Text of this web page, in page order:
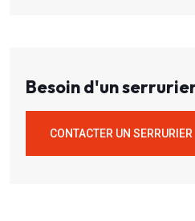
Besoin d'un
CONTACTER UN SERRURIER